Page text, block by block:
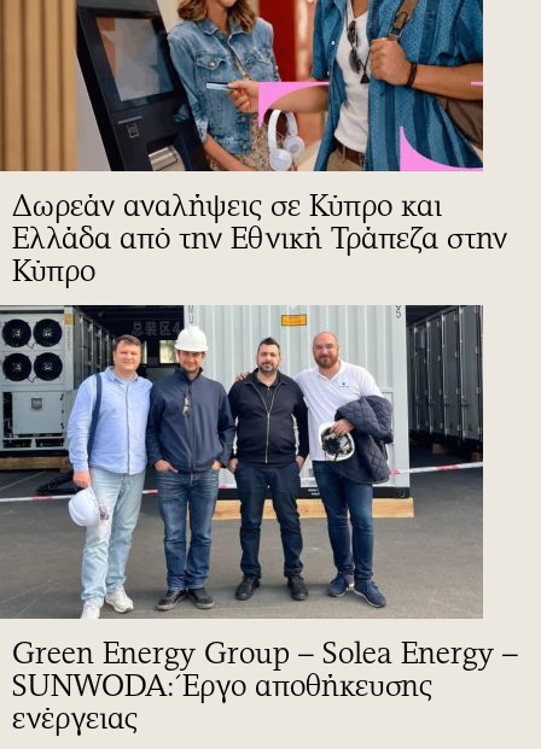
Δωρεάν αναλήψεις σε Κύπρο και
Ελλάδα από την Εθνική Τράπεζα στην
Κύπρο
Green Energy Group – Solea Energy –
SUNWODA: Έργο αποθήκευσης
ενέργειας